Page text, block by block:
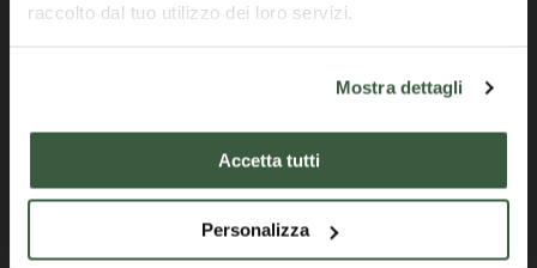
raccolto dal tuo utilizzo dei loro servizi.
Mostra dettagli
Accetta tutti
Personalizza
Portail officiel de la Région Ombrie